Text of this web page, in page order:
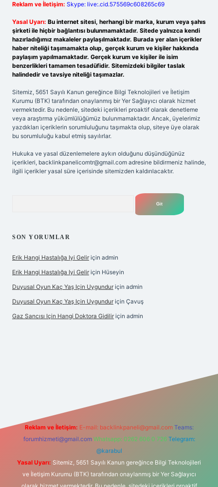
Reklam ve İletişim: Skype: live:.cid.575569c608265c69
Yasal Uyarı: Bu internet sitesi, herhangi bir marka, kurum veya şahıs
şirketi ile hiçbir bağlantısı bulunmamaktadır. Sitede yalnızca kendi
hazırladığımız makaleler paylaşılmaktadır. Burada yer alan içerikler
haber niteliği taşımamakta olup, gerçek kurum ve kişiler hakkında
paylaşım yapılmamaktadır. Gerçek kurum ve kişiler ile isim
benzerlikleri tamamen tesadüfidir. Sitemizdeki bilgiler taslak
halindedir ve tavsiye niteliği taşımazlar.
Sitemiz, 5651 Sayılı Kanun gereğince Bilgi Teknolojileri ve İletişim
Kurumu (BTK) tarafından onaylanmış bir Yer Sağlayıcı olarak hizmet
vermektedir. Bu nedenle, sitedeki içerikleri proaktif olarak denetleme
veya araştırma yükümlülüğümüz bulunmamaktadır. Ancak, üyelerimiz
yazdıkları içeriklerin sorumluluğunu taşımakta olup, siteye üye olarak
bu sorumluluğu kabul etmiş sayılırlar.
Hukuka ve yasal düzenlemelere aykırı olduğunu düşündüğünüz
içerikleri, backlinkpanelicomtr@gmail.com adresine bildirmeniz halinde,
ilgili içerikler yasal süre içerisinde sitemizden kaldırılacaktır.
SON YORUMLAR
Erik Hangi Hastalığa Iyi Gelir için admin
Erik Hangi Hastalığa Iyi Gelir için Hüseyin
Duyusal Oyun Kaç Yaş Için Uygundur için admin
Duyusal Oyun Kaç Yaş Için Uygundur için Çavuş
Gaz Sancısı Için Hangi Doktora Gidilir için admin
Reklam ve İletişim: E-mail: backlinkpaneli@gmail.com Teams:
forumhizmeti@gmail.com Whatsapp: 0262 606 0 726 Telegram:
@karabul
Yasal Uyarı: Sitemiz, 5651 Sayılı Kanun gereğince Bilgi Teknolojileri
ve İletişim Kurumu (BTK) tarafından onaylanmış bir Yer Sağlayıcı